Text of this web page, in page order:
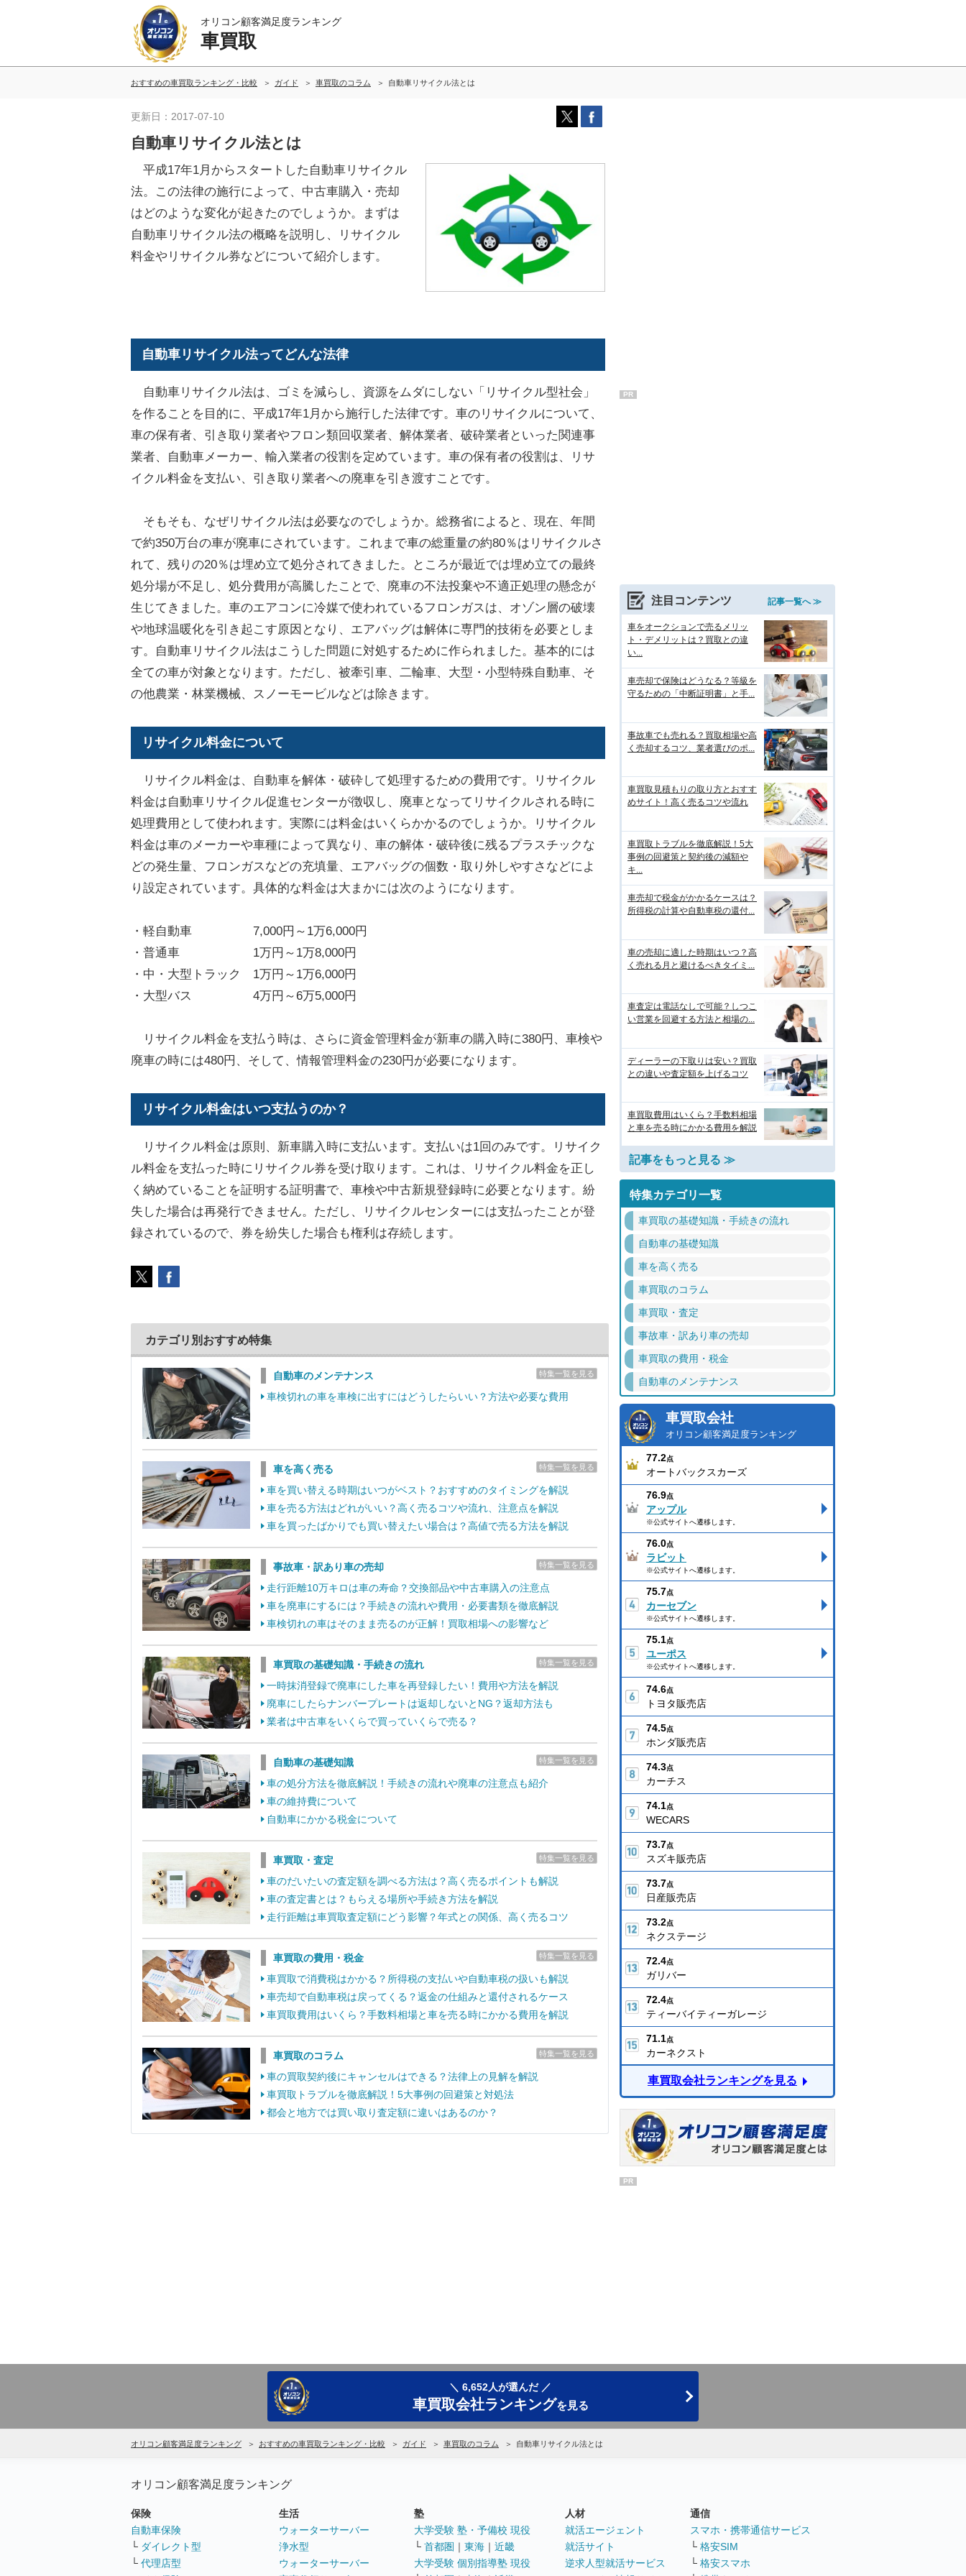
オリコン顧客満足度ランキング
車買取
おすすめの車買取ランキング・比較 ガイド 車買取のコラム 自動車リサイクル法とは
更新日：2017-07-10
自動車リサイクル法とは
平成17年1月からスタートした自動車リサイクル
法。この法律の施行によって、中古車購入・売却
はどのような変化が起きたのでしょうか。まずは
自動車リサイクル法の概略を説明し、リサイクル
料金やリサイクル券などについて紹介します。
自動車リサイクル法ってどんな法律
自動車リサイクル法は、ゴミを減らし、資源をムダにしない「リサイクル型社会」
を作ることを目的に、平成17年1月から施行した法律です。車のリサイクルについて、
車の保有者、引き取り業者やフロン類回収業者、解体業者、破砕業者といった関連事
業者、自動車メーカー、輸入業者の役割を定めています。車の保有者の役割は、リサ
イクル料金を支払い、引き取り業者への廃車を引き渡すことです。
そもそも、なぜリサイクル法は必要なのでしょうか。総務省によると、現在、年間
で約350万台の車が廃車にされています。これまで車の総重量の約80％はリサイクルさ
れて、残りの20％は埋め立て処分されてきました。ところが最近では埋め立ての最終
処分場が不足し、処分費用が高騰したことで、廃車の不法投棄や不適正処理の懸念が
生じてきました。車のエアコンに冷媒で使われているフロンガスは、オゾン層の破壊
や地球温暖化を引き起こす原因となり、エアバッグは解体に専門的技術を必要としま
す。自動車リサイクル法はこうした問題に対処するために作られました。基本的には
全ての車が対象となります。ただし、被牽引車、二輪車、大型・小型特殊自動車、そ
の他農業・林業機械、スノーモービルなどは除きます。
リサイクル料金について
リサイクル料金は、自動車を解体・破砕して処理するための費用です。リサイクル
料金は自動車リサイクル促進センターが徴収し、廃車となってリサイクルされる時に
処理費用として使われます。実際には料金はいくらかかるのでしょうか。リサイクル
料金は車のメーカーや車種によって異なり、車の解体・破砕後に残るプラスチックな
どの発生量、フロンガスなどの充填量、エアバッグの個数・取り外しやすさなどによ
り設定されています。具体的な料金は大まかには次のようになります。
・軽自動車 7,000円～1万6,000円
・普通車 1万円～1万8,000円
・中・大型トラック 1万円～1万6,000円
・大型バス 4万円～6万5,000円
リサイクル料金を支払う時は、さらに資金管理料金が新車の購入時に380円、車検や
廃車の時には480円、そして、情報管理料金の230円が必要になります。
リサイクル料金はいつ支払うのか？
リサイクル料金は原則、新車購入時に支払います。支払いは1回のみです。リサイク
ル料金を支払った時にリサイクル券を受け取ります。これは、リサイクル料金を正し
く納めていることを証明する証明書で、車検や中古新規登録時に必要となります。紛
失した場合は再発行できません。ただし、リサイクルセンターには支払ったことが登
録されているので、券を紛失した場合も権利は存続します。
カテゴリ別おすすめ特集
特集一覧を見る
自動車のメンテナンス
車検切れの車を車検に出すにはどうしたらいい？方法や必要な費用
特集一覧を見る
車を高く売る
車を買い替える時期はいつがベスト？おすすめのタイミングを解説
車を売る方法はどれがいい？高く売るコツや流れ、注意点を解説
車を買ったばかりでも買い替えたい場合は？高値で売る方法を解説
特集一覧を見る
事故車・訳あり車の売却
走行距離10万キロは車の寿命？交換部品や中古車購入の注意点
車を廃車にするには？手続きの流れや費用・必要書類を徹底解説
車検切れの車はそのまま売るのが正解！買取相場への影響など
特集一覧を見る
車買取の基礎知識・手続きの流れ
一時抹消登録で廃車にした車を再登録したい！費用や方法を解説
廃車にしたらナンバープレートは返却しないとNG？返却方法も
業者は中古車をいくらで買っていくらで売る？
特集一覧を見る
自動車の基礎知識
車の処分方法を徹底解説！手続きの流れや廃車の注意点も紹介
車の維持費について
自動車にかかる税金について
特集一覧を見る
車買取・査定
車のだいたいの査定額を調べる方法は？高く売るポイントも解説
車の査定書とは？もらえる場所や手続き方法を解説
走行距離は車買取査定額にどう影響？年式との関係、高く売るコツ
特集一覧を見る
車買取の費用・税金
車買取で消費税はかかる？所得税の支払いや自動車税の扱いも解説
車売却で自動車税は戻ってくる？返金の仕組みと還付されるケース
車買取費用はいくら？手数料相場と車を売る時にかかる費用を解説
特集一覧を見る
車買取のコラム
車の買取契約後にキャンセルはできる？法律上の見解を解説
車買取トラブルを徹底解説！5大事例の回避策と対処法
都会と地方では買い取り査定額に違いはあるのか？
PR
注目コンテンツ 記事一覧へ ≫
車をオークションで売るメリッ
ト・デメリットは？買取との違
い...
車売却で保険はどうなる？等級を
守るための「中断証明書」と手...
事故車でも売れる？買取相場や高
く売却するコツ、業者選びのポ...
車買取見積もりの取り方とおすす
めサイト！高く売るコツや流れ
車買取トラブルを徹底解説！5大
事例の回避策と契約後の減額や
キ...
車売却で税金がかかるケースは？
所得税の計算や自動車税の還付...
車の売却に適した時期はいつ？高
く売れる月と避けるべきタイミ...
車査定は電話なしで可能？しつこ
い営業を回避する方法と相場の...
ディーラーの下取りは安い？買取
との違いや査定額を上げるコツ
車買取費用はいくら？手数料相場
と車を売る時にかかる費用を解説
記事をもっと見る ≫
特集カテゴリ一覧
車買取の基礎知識・手続きの流れ
自動車の基礎知識
車を高く売る
車買取のコラム
車買取・査定
事故車・訳あり車の売却
車買取の費用・税金
自動車のメンテナンス
車買取会社
オリコン顧客満足度ランキング
77.2点
オートバックスカーズ
76.9点
アップル
※公式サイトへ遷移します。
76.0点
ラビット
※公式サイトへ遷移します。
75.7点
カーセブン
※公式サイトへ遷移します。
75.1点
ユーポス
※公式サイトへ遷移します。
74.6点
トヨタ販売店
74.5点
ホンダ販売店
74.3点
カーチス
74.1点
WECARS
73.7点
スズキ販売店
73.7点
日産販売店
73.2点
ネクステージ
72.4点
ガリバー
72.4点
ティーバイティーガレージ
71.1点
カーネクスト
車買取会社ランキングを見る
PR
＼ 6,652人が選んだ ／
車買取会社ランキングを見る
オリコン顧客満足度ランキング おすすめの車買取ランキング・比較 ガイド 車買取のコラム 自動車リサイクル法とは
オリコン顧客満足度ランキング
保険
自動車保険
└ ダイレクト型
└ 代理店型
生活
ウォーターサーバー
浄水型
ウォーターサーバー
塾
大学受験 塾・予備校 現役
└ 首都圏 ｜ 東海 ｜ 近畿
大学受験 個別指導塾 現役
人材
就活エージェント
就活サイト
逆求人型就活サービス
通信
スマホ・携帯通信サービス
└ 格安SIM
└ 格安スマホ